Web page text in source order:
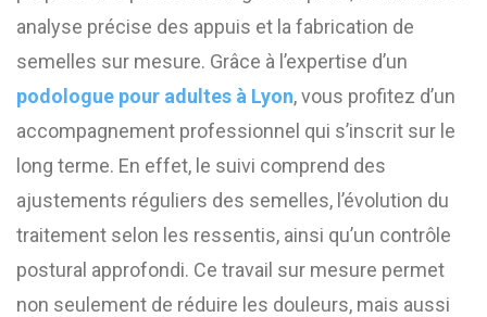
analyse précise des appuis et la fabrication de
semelles sur mesure. Grâce à l’expertise d’un
podologue pour adultes à Lyon, vous profitez d’un
accompagnement professionnel qui s’inscrit sur le
long terme. En effet, le suivi comprend des
ajustements réguliers des semelles, l’évolution du
traitement selon les ressentis, ainsi qu’un contrôle
postural approfondi. Ce travail sur mesure permet
non seulement de réduire les douleurs, mais aussi